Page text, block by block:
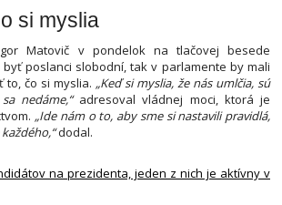
si myslia
Matovič v pondelok na tlačovej besede
poslanci slobodní, tak v parlamente by mali
čo si myslia. „Keď si myslia, že nás umlčia, sú
nedáme,“adresoval vládnej moci, ktorá je
„Ide nám o to, aby sme si nastavili pravidlá,
dodal.
na prezidenta, jeden z nich je aktívny v